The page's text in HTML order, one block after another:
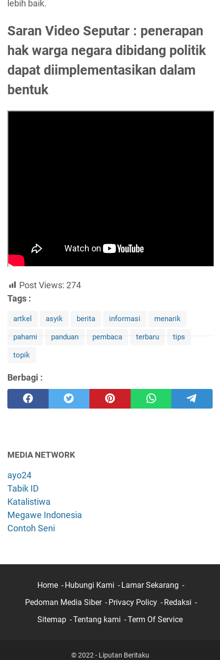
lebih baik.
Saran Video Seputar : penerapan
hak warga negara dibidang politik
dapat diimplementasikan dalam
bentuk
Post Views: 274
Tags :
artkel asyik berita informasi menarik
pahami panduan pembaca terbaru tips
topik
Berbagi :
MEDIA NETWORK
ayo24
Tabik ID
Katalistiwa
Megawe Indonesia
Contoh Seni
Home Hubungi Kami
Lamar Sekarang
Pedoman Media Siber
Privacy Policy
Redaksi
Sitemap
Tentang kami Term Of Service
© 2022 - Liputan Beritaku